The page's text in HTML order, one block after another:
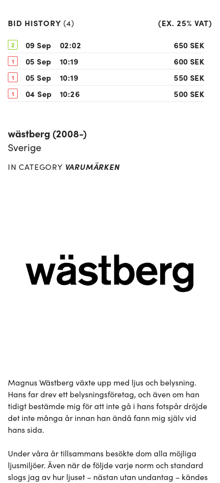
BID HISTORY (4) (EX. 25% VAT)
2 09 Sep 02:02 650 SEK
1 05 Sep 10:19 600 SEK
1 05 Sep 10:19 550 SEK
1 04 Sep 10:26 500 SEK
wästberg (2008-)
Sverige
IN CATEGORY VARUMÄRKEN
Magnus Wästberg växte upp med ljus och belysning.
Hans far drev ett belysningsföretag, och även om han
tidigt bestämde mig för att inte gå i hans fotspår dröjde
det inte många år innan han ändå fann mig själv vid
hans sida.
Under våra år tillsammans besökte dom alla möjliga
ljusmiljöer. Även när de följde varje norm och standard
slogs jag av hur ljuset – nästan utan undantag – kändes